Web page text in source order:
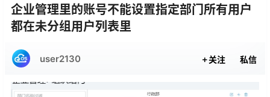
企业管理里的账号不能设置指定部门所有用户
都在未分组用户列表里
user2130 关注 私信